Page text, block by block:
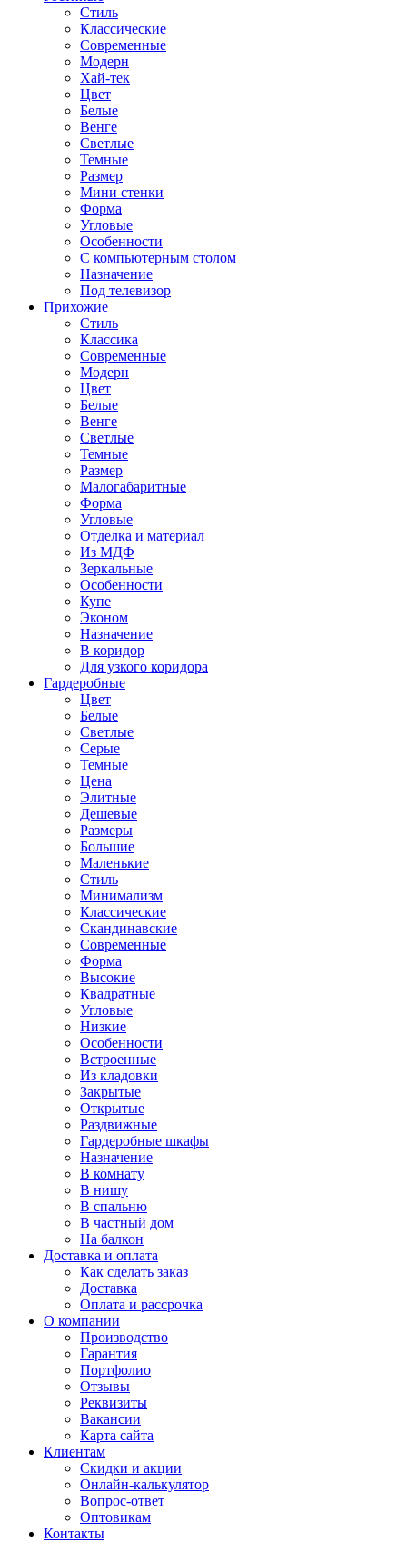
Стиль
Классические
Современные
Модерн
Хай-тек
Цвет
Белые
Венге
Светлые
Темные
Размер
Мини стенки
Форма
Угловые
Особенности
С компьютерным столом
Назначение
Под телевизор
Прихожие
Стиль
Классика
Современные
Модерн
Цвет
Белые
Венге
Светлые
Темные
Размер
Малогабаритные
Форма
Угловые
Отделка и материал
Из МДФ
Зеркальные
Особенности
Купе
Эконом
Назначение
В коридор
Для узкого коридора
Гардеробные
Цвет
Белые
Светлые
Серые
Темные
Цена
Элитные
Дешевые
Размеры
Большие
Маленькие
Стиль
Минимализм
Классические
Скандинавские
Современные
Форма
Высокие
Квадратные
Угловые
Низкие
Особенности
Встроенные
Из кладовки
Закрытые
Открытые
Раздвижные
Гардеробные шкафы
Назначение
В комнату
В нишу
В спальню
В частный дом
На балкон
Доставка и оплата
Как сделать заказ
Доставка
Оплата и рассрочка
О компании
Производство
Гарантия
Портфолио
Отзывы
Реквизиты
Вакансии
Карта сайта
Клиентам
Скидки и акции
Онлайн-калькулятор
Вопрос-ответ
Оптовикам
Контакты